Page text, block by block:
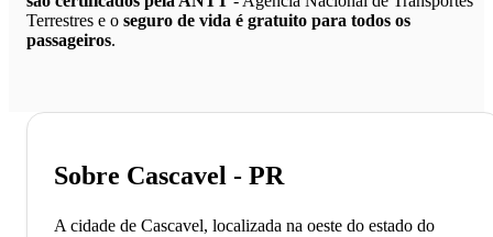
Terrestres e o seguro de vida é gratuito para todos os
passageiros.
Sobre Cascavel - PR
A cidade de Cascavel, localizada na oeste do estado do